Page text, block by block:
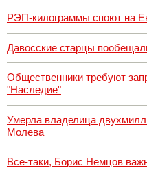
РЭП-килограммы споют на
Давосские старцы
Общественники требуют
"Наследие"
Умерла владелица
Молева
Все-таки, Борис Немцов